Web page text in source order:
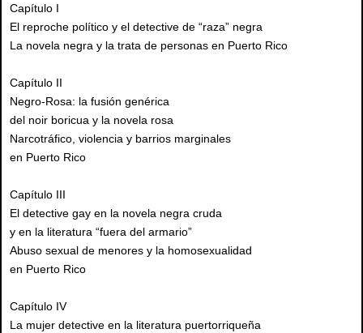
Capítulo I
El reproche político y el detective de “raza” negra
La novela negra y la trata de personas en Puerto Rico
Capítulo II
Negro-Rosa: la fusión genérica
del noir boricua y la novela rosa
Narcotráfico, violencia y barrios marginales
en Puerto Rico
Capítulo III
El detective gay en la novela negra cruda
y en la literatura “fuera del armario”
Abuso sexual de menores y la homosexualidad
en Puerto Rico
Capítulo IV
La mujer detective en la literatura puertorriqueña